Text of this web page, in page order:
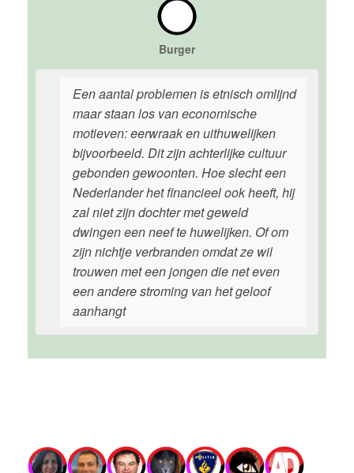
Burger
Een aantal problemen is etnisch omlijnd
maar staan los van economische
motieven: eerwraak en uithuwelijken
bijvoorbeeld. Dit zijn achterlijke cultuur
gebonden gewoonten. Hoe slecht een
Nederlander het financieel ook heeft, hij
zal niet zijn dochter met geweld
dwingen een neef te huwelijken. Of om
zijn nichtje verbranden omdat ze wil
trouwen met een jongen die net even
een andere stroming van het geloof
aanhangt